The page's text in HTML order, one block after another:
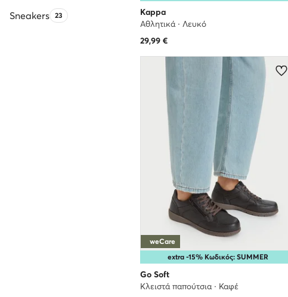
SneakersΑριθμός προϊόντων:
23
Kappa
Αθλητικά · Λευκό
29,99€
extra -15% Κωδικός: SUMMER
weCare
Go Soft
Κλειστά παπούτσια · Καφέ